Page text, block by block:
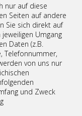
nur auf diese
Seiten auf andere
Sie sich direkt auf
Umgang
Daten (z.B.
Telefonnummer,
von uns nur
und Zweck